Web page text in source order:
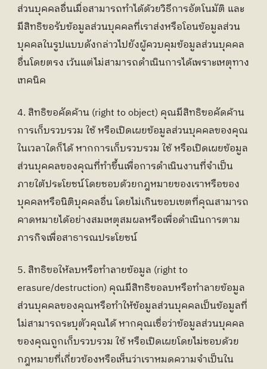
ส่วนบุคคลอื่นเมื่อสามารถทำได้ด้วยวิธีการอัตโนมัติ และ
มีสิทธิขอรับข้อมูลส่วนบุคคลที่เราส่งหรือโอนข้อมูลส่วน
บุคคลในรูปแบบดังกล่าวไปยังผู้ควบคุมข้อมูลส่วนบุคคล
อื่นโดยตรง เว้นแต่ไม่สามารถดำเนินการได้เพราะเหตุทาง
เทคนิค
4. สิทธิขอคัดค้าน (right to object) คุณมีสิทธิขอคัดค้าน
การเก็บรวบรวม ใช้ หรือเปิดเผยข้อมูลส่วนบุคคลของคุณ
ในเวลาใดก็ได้ หากการเก็บรวบรวม ใช้ หรือเปิดเผยข้อมูล
ส่วนบุคคลของคุณที่ทำขึ้นเพื่อการดำเนินงานที่จำเป็น
ภายใต้ประโยชน์โดยชอบด้วยกฎหมายของเราหรือของ
บุคคลหรือนิติบุคคลอื่น โดยไม่เกินขอบเขตที่คุณสามารถ
คาดหมายได้อย่างสมเหตุสมผลหรือเพื่อดำเนินการตาม
ภารกิจเพื่อสาธารณประโยชน์
5. สิทธิขอให้ลบหรือทำลายข้อมูล (right to
erasure/destruction) คุณมีสิทธิขอลบหรือทำลายข้อมูล
ส่วนบุคคลของคุณหรือทำให้ข้อมูลส่วนบุคคลเป็นข้อมูลที่
ไม่สามารถระบุตัวคุณได้ หากคุณเชื่อว่าข้อมูลส่วนบุคคล
ของคุณถูกเก็บรวบรวม ใช้ หรือเปิดเผยโดยไม่ชอบด้วย
กฎหมายที่เกี่ยวข้องหรือเห็นว่าเราหมดความจำเป็นใน